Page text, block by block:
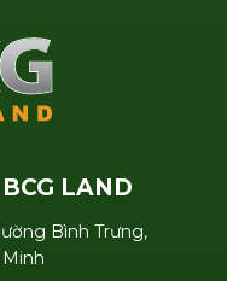
BCG LAND
Bình Trưng,